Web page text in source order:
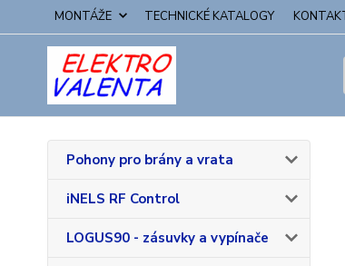
MONTÁŽE TECHNICKÉ KATALOGY
Pohony pro brány a vrata
iNELS RF Control
LOGUS90 - zásuvky a vypínače